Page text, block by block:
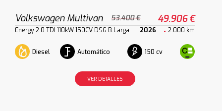
Volkswagen Multivan 53.400 € 49.906 €
Energy 2.0 TDI 110kW 150CV DSG B.Larga 2026 2.000 km
Diesel Automático 150 cv
VER DETALLES